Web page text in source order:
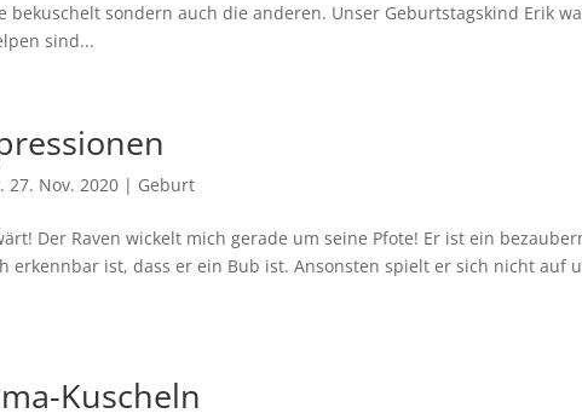
bekuschelt sondern auch die anderen. Unser Geburtstagskind Erik
sind...
27. Nov. 2020 | Geburt
Der Raven wickelt mich gerade um seine Pfote! Er ist ein
erkennbar ist, dass er ein Bub ist. Ansonsten spielt er sich nicht auf
Kuscheln